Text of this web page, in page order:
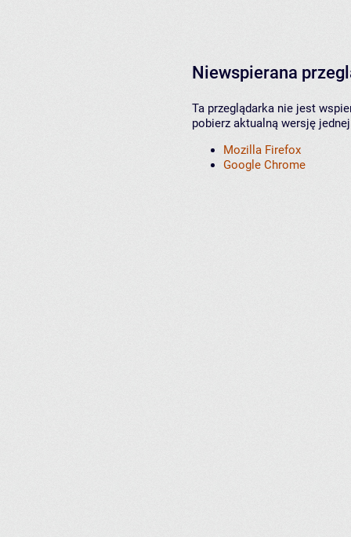
Niewspierana
Ta przeglądarka nie jest
pobierz aktualną wersję
Mozilla Firefox
Google Chrome